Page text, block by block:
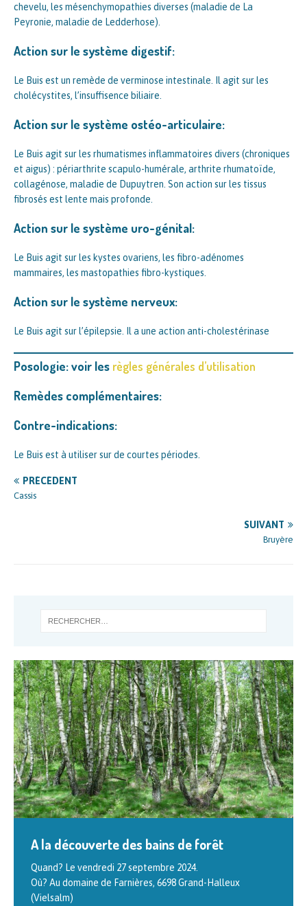
chevelu, les mésenchymopathies diverses (maladie de La
Peyronie, maladie de Ledderhose).
Action sur le système digestif:
Le Buis est un remède de verminose intestinale. Il agit sur les
cholécystites, l’insuffisence biliaire.
Action sur le système ostéo-articulaire:
Le Buis agit sur les rhumatismes inflammatoires divers (chroniques
et aigus) : périarthrite scapulo-humérale, arthrite rhumatoïde,
collagénose, maladie de Dupuytren. Son action sur les tissus
fibrosés est lente mais profonde.
Action sur le système uro-génital:
Le Buis agit sur les kystes ovariens, les fibro-adénomes
mammaires, les mastopathies fibro-kystiques.
Action sur le système nerveux:
Le Buis agit sur l’épilepsie. Il a une action anti-cholestérinase
Posologie: voir les règles générales d’utilisation
Remèdes complémentaires:
Contre-indications:
Le Buis est à utiliser sur de courtes périodes.
PRÉCÉDENT
Cassis
SUIVANT
Bruyère
A la découverte des bains de forêt
Quand? Le vendredi 27 septembre 2024.
Où? Au domaine de Farnières, 6698 Grand-Halleux
(Vielsalm)
Formation en gemmothérapie scientifique
La thérapie par les bourgeons Cette formation en trois
niveaux est animée par Philippe ANDRIANNE, auteur de
l’ouvrage « Traité de gemmothérapie. Thérapeutique par